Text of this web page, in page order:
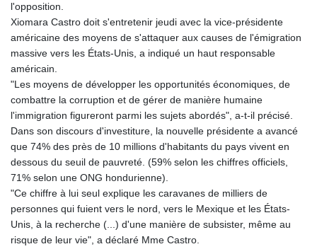
l'opposition.
Xiomara Castro doit s'entretenir jeudi avec la vice-présidente
américaine des moyens de s'attaquer aux causes de l'émigration
massive vers les États-Unis, a indiqué un haut responsable
américain.
"Les moyens de développer les opportunités économiques, de
combattre la corruption et de gérer de manière humaine
l'immigration figureront parmi les sujets abordés", a-t-il précisé.
Dans son discours d'investiture, la nouvelle présidente a avancé
que 74% des près de 10 millions d'habitants du pays vivent en
dessous du seuil de pauvreté. (59% selon les chiffres officiels,
71% selon une ONG hondurienne).
"Ce chiffre à lui seul explique les caravanes de milliers de
personnes qui fuient vers le nord, vers le Mexique et les États-
Unis, à la recherche (...) d'une manière de subsister, même au
risque de leur vie", a déclaré Mme Castro.